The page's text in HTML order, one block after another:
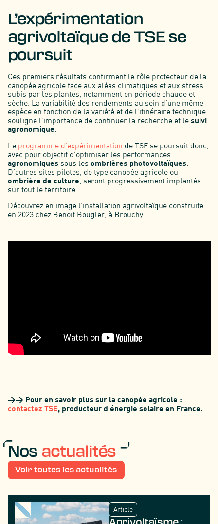
L’expérimentation
agrivoltaïque de TSE se
poursuit
Ces premiers résultats confirment le rôle protecteur de la
canopée agricole face aux aléas climatiques et aux stress
subis par les plantes, notamment en période chaude et
sèche. La variabilité des rendements au sein d’une même
espèce en fonction de la variété et de l’itinéraire technique
souligne l’importance de continuer la recherche et le suivi
agronomique
Le programme d'expérimentation de TSE se poursuit donc,
avec pour objectif d'optimiser les performances
agronomiques sous les ombrières photovoltaïques.
D’autres sites pilotes, de type canopée agricole ou
ombrière de culture , seront progressivement implantés
sur tout le territoire.
Découvrez en image l’installation agrivoltaïque construite
en 2023 chez Benoit Bougler, à Brouchy.
>> Pour en savoir plus sur la canopée agricole :
contactez TSE , producteur d'énergie solaire en France.
Nos actualités
Voir toutes les actualités
Article